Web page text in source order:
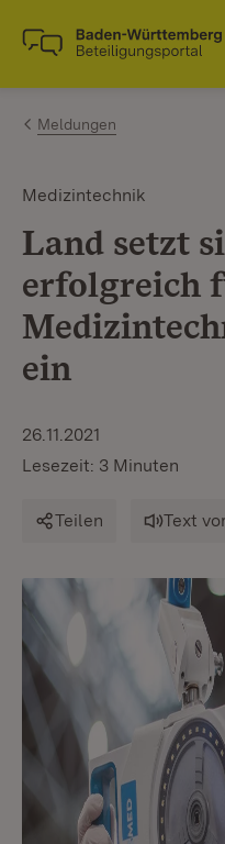
Zum Inhalt springen
Link zur Startseite
Meldungen
Medizintechnik
Land setzt
erfolgreich
ein
26.11.2021
Lesezeit: 3 Minuten
Teilen Text